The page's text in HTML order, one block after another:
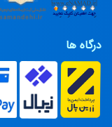
درگاه ها